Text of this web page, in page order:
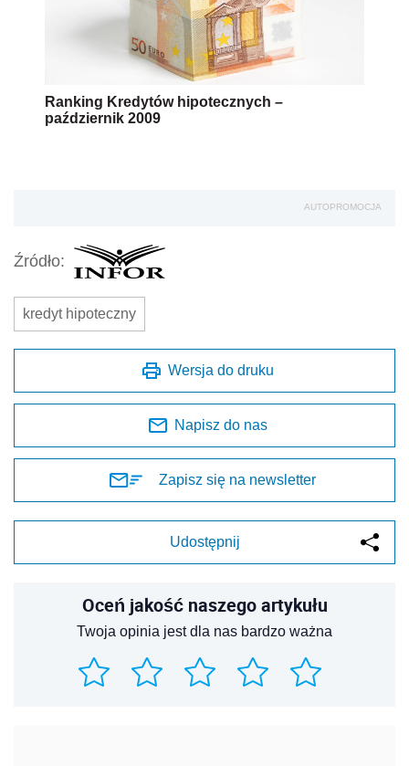
Ranking Kredytów hipotecznych –
październik 2009
AUTOPROMOCJA
Źródło:
kredyt hipoteczny
Wersja do druku
Napisz do nas
Zapisz się na newsletter
Udostępnij
Oceń jakość naszego artykułu
Twoja opinia jest dla nas bardzo ważna